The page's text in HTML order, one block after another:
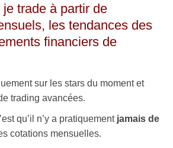
trade à partir de
les tendances des
financiers de
sur les stars du moment et
trading avancées.
qu’il n’y a pratiquement jamais de
cotations mensuelles.